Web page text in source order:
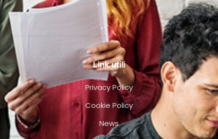
Link utili
Privacy Policy
Cookie Policy
News